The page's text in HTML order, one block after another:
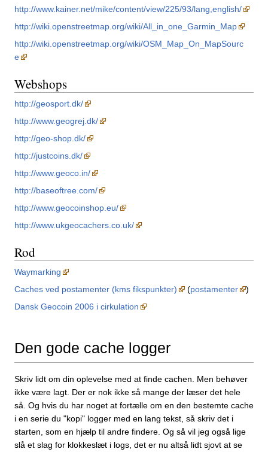
http://www.kainer.net/mike/content/view/225/93/lang,english/
http://wiki.openstreetmap.org/wiki/All_in_one_Garmin_Map
http://wiki.openstreetmap.org/wiki/OSM_Map_On_MapSourc
e
Webshops
http://geosport.dk/
http://www.geogrej.dk/
http://geo-shop.dk/
http://justcoins.dk/
http://www.geoco.in/
http://baseoftree.com/
http://www.geocoinshop.eu/
http://www.ukgeocachers.co.uk/
Rod
Waymarking
Caches ved postamenter (kms fikspunkter)
(postamenter
)
Dansk Geocoin 2006 i cirkulation
Den gode cache logger
Skriv lidt om din oplevelse med at finde cachen. Men behøver
ikke være lagt. Der er nok ikke så mange der læser det hele
så. Og hvis du har noget at fortælle om en den bestemte cache
i en serie du "kopi" logger med en lang tekst, så skriv det i
starten, som en hjælp til andre findere. Og så vil jeg også lige
slå et slag for klokkeslæt i logs, det er nu altså lidt sjovt at se